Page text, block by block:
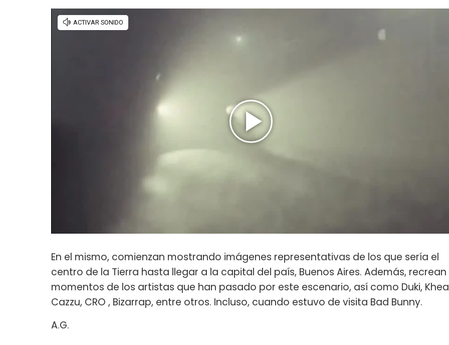
En el mismo, comienzan mostrando imágenes representativas de los que sería el
centro de la Tierra hasta llegar a la capital del país, Buenos Aires. Además, recrean
momentos de los artistas que han pasado por este escenario, así como Duki,
Cazzu, CRO , Bizarrap, entre otros. Incluso, cuando estuvo de visita Bad Bunny.
A.G.